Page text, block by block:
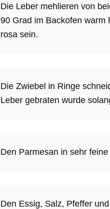
Die Leber mehlieren von
90 Grad im Backofen warm
rosa sein.
Die Zwiebel in Ringe
Leber gebraten wurde
Den Parmesan in sehr
Den Essig, Salz, Pfeffer